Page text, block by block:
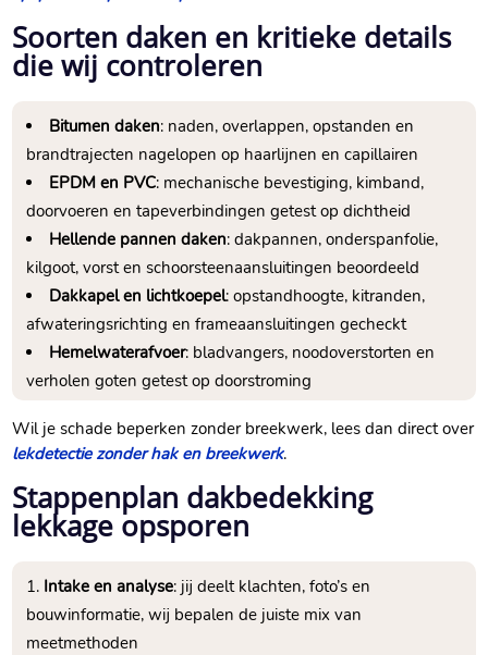
Soorten daken en kritieke details
die wij controleren
Bitumen daken: naden, overlappen, opstanden en
brandtrajecten nagelopen op haarlijnen en capillairen
EPDM en PVC: mechanische bevestiging, kimband,
doorvoeren en tapeverbindingen getest op dichtheid
Hellende pannen daken: dakpannen, onderspanfolie,
kilgoot, vorst en schoorsteenaansluitingen beoordeeld
Dakkapel en lichtkoepel: opstandhoogte, kitranden,
afwateringsrichting en frameaansluitingen gecheckt
Hemelwaterafvoer: bladvangers, noodoverstorten en
verholen goten getest op doorstroming
Wil je schade beperken zonder breekwerk, lees dan direct over
lekdetectie zonder hak en breekwerk.​
Stappenplan dakbedekking
lekkage opsporen
Intake en analyse: jij deelt klachten, foto’s en
bouwinformatie, wij bepalen de juiste mix van
meetmethoden